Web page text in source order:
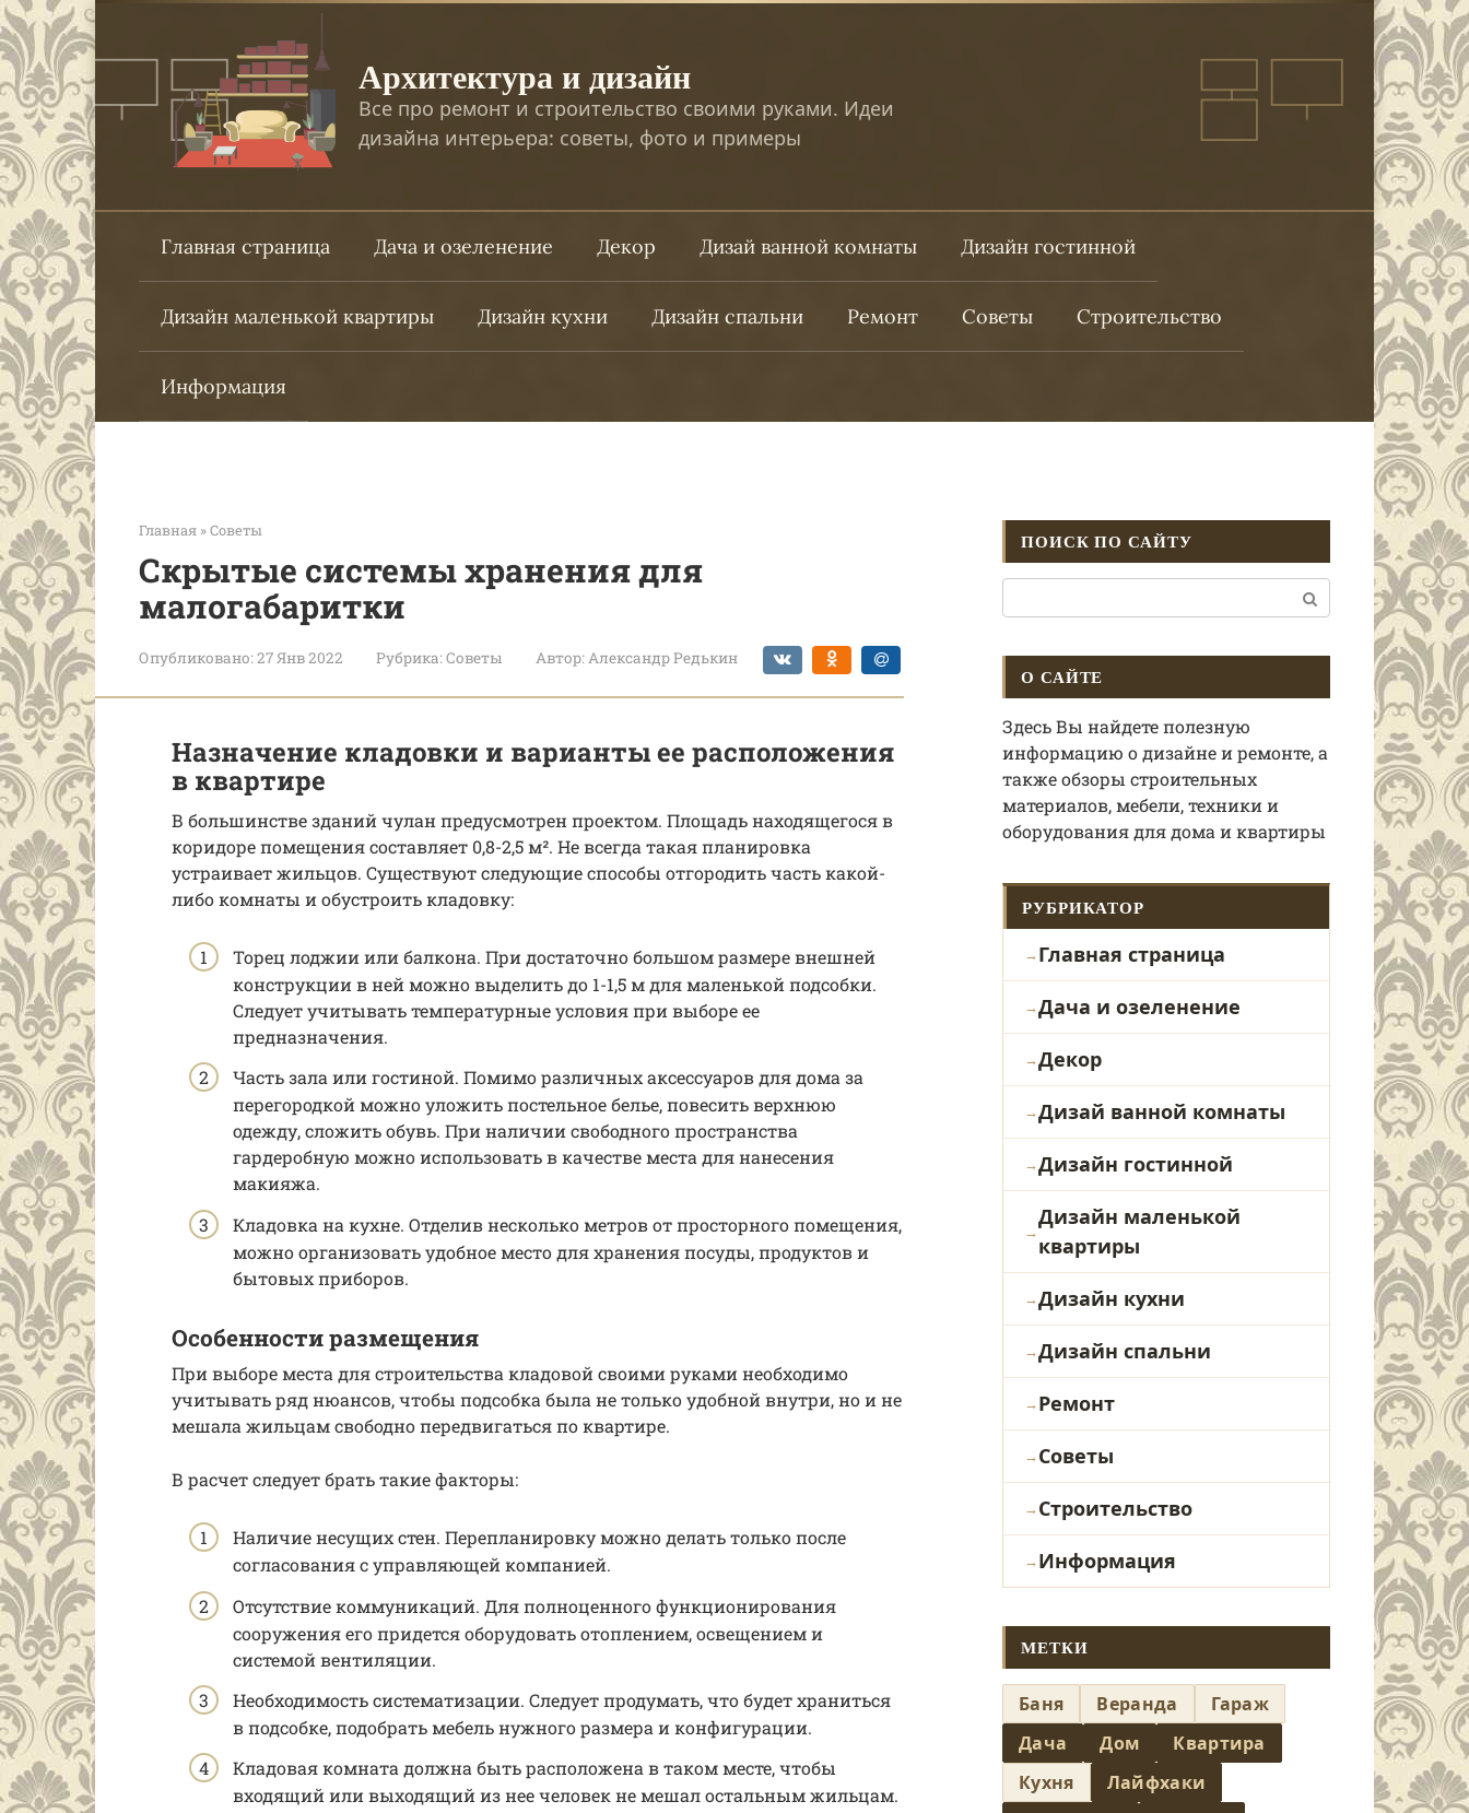
Перейти
к
контенту
Архитектура и дизайн
Все про ремонт и строительство своими руками. Идеи
дизайна интерьера: советы, фото и примеры
Главная страница Дача и озеленение Декор Дизай ванной комнаты Дизайн гостинной
Дизайн маленькой квартиры Дизайн кухни Дизайн спальни Ремонт Советы Строительство
Информация
Главная »Советы
Скрытые системы хранения для
малогабаритки
Опубликовано:27 Янв 2022 Рубрика:Советы Автор:Александр Редькин
Назначение кладовки и варианты ее расположения
в квартире
В большинстве зданий чулан предусмотрен проектом. Площадь находящегося в
коридоре помещения составляет 0,8-2,5 м². Не всегда такая планировка
устраивает жильцов. Существуют следующие способы отгородить часть какой-
либо комнаты и обустроить кладовку:
Торец лоджии или балкона. При достаточно большом размере внешней
конструкции в ней можно выделить до 1-1,5 м для маленькой подсобки.
Следует учитывать температурные условия при выборе ее
предназначения.
Часть зала или гостиной. Помимо различных аксессуаров для дома за
перегородкой можно уложить постельное белье, повесить верхнюю
одежду, сложить обувь. При наличии свободного пространства
гардеробную можно использовать в качестве места для нанесения
макияжа.
Кладовка на кухне. Отделив несколько метров от просторного помещения,
можно организовать удобное место для хранения посуды, продуктов и
бытовых приборов.
Особенности размещения
При выборе места для строительства кладовой своими руками необходимо
учитывать ряд нюансов, чтобы подсобка была не только удобной внутри, но и не
мешала жильцам свободно передвигаться по квартире.
В расчет следует брать такие факторы:
Наличие несущих стен. Перепланировку можно делать только после
согласования с управляющей компанией.
Отсутствие коммуникаций. Для полноценного функционирования
сооружения его придется оборудовать отоплением, освещением и
системой вентиляции.
Необходимость систематизации. Следует продумать, что будет храниться
в подсобке, подобрать мебель нужного размера и конфигурации.
Кладовая комната должна быть расположена в таком месте, чтобы
входящий или выходящий из нее человек не мешал остальным жильцам.
ПОИСК ПО САЙТУ
О САЙТЕ
Здесь Вы найдете полезную
информацию о дизайне и ремонте, а
также обзоры строительных
материалов, мебели, техники и
оборудования для дома и квартиры
РУБРИКАТОР
Главная страница
Дача и озеленение
Декор
Дизай ванной комнаты
Дизайн гостинной
Дизайн маленькой
квартиры
Дизайн кухни
Дизайн спальни
Ремонт
Советы
Строительство
Информация
МЕТКИ
Баня Веранда
Гараж
Дача
Дом
Квартира
Кухня
Лайфхаки